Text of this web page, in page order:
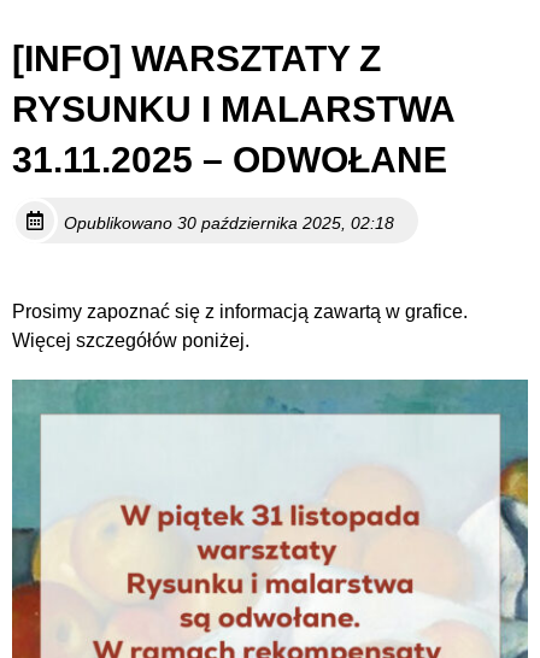
[INFO] WARSZTATY Z
RYSUNKU I MALARSTWA
31.11.2025 – ODWOŁANE
Opublikowano 30 października 2025, 02:18
Prosimy zapoznać się z informacją zawartą w grafice.
Więcej szczegółów poniżej.